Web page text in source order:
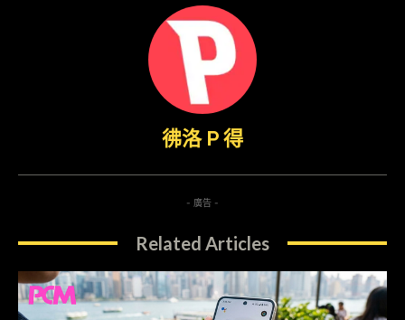
彿洛 P 得
- 廣告 -
Related Articles